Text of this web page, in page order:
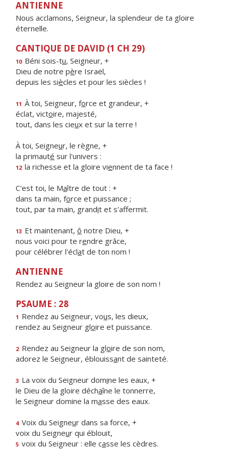
ANTIENNE
Nous acclamons, Seigneur, la splendeur de ta gloire
éternelle.
CANTIQUE DE DAVID (1 CH 29)
10 Béni sois-tu, Seigneur, +
Dieu de notre père Israël,
depuis les siècles et pour les siècles !
11 À toi, Seigneur, force et grandeur, +
éclat, victoire, majesté,
tout, dans les cieux et sur la terre !
À toi, Seigneur, le règne, +
la primauté sur l'univers :
12 la richesse et la gloire viennent de ta face !
C'est toi, le Maître de tout : +
dans ta main, force et puissance ;
tout, par ta main, grandit et s'affermit.
13 Et maintenant, ô notre Dieu, +
nous voici pour te rendre grâce,
pour célébrer l'éclat de ton nom !
ANTIENNE
Rendez au Seigneur la gloire de son nom !
PSAUME : 28
1 Rendez au Seigneur, vous, les dieux,
rendez au Seigneur gloire et puissance.
2 Rendez au Seigneur la gloire de son nom,
adorez le Seigneur, éblouissant de sainteté.
3 La voix du Seigneur domine les eaux, +
le Dieu de la gloire déchaîne le tonnerre,
le Seigneur domine la masse des eaux.
4 Voix du Seigneur dans sa force, +
voix du Seigneur qui éblouit,
5 voix du Seigneur : elle casse les cèdres.